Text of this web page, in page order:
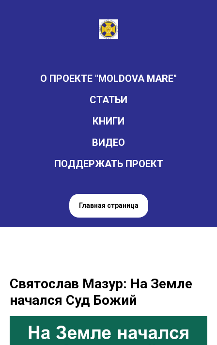
О ПРОЕКТЕ "MOLDOVA MARE"
СТАТЬИ
КНИГИ
ВИДЕО
ПОДДЕРЖАТЬ ПРОЕКТ
Главная страница
Святослав Мазур: На Земле
начался Суд Божий